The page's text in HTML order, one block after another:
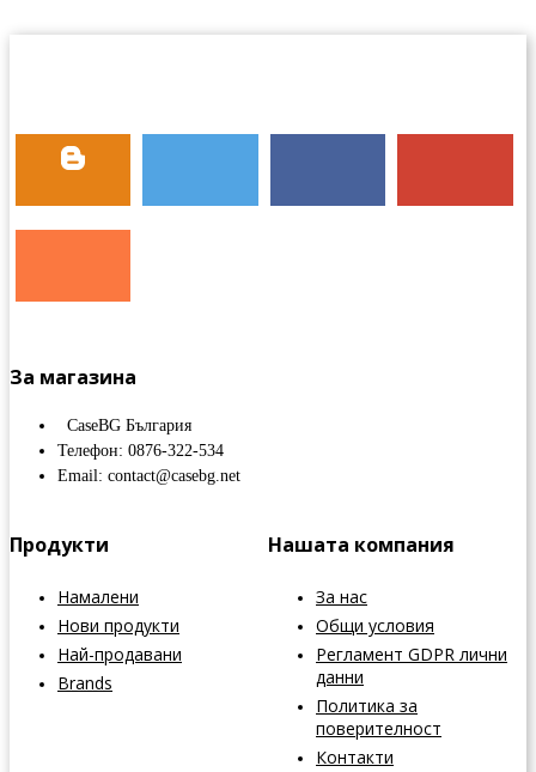
За магазина
CaseBG България
Телефон: 0876-322-534
Email: contact@casebg.net
Продукти
Намалени
Нови продукти
Най-продавани
Brands
Нашата компания
За нас
Общи условия
Регламент GDPR лични
данни
Политика за
поверителност
Контакти